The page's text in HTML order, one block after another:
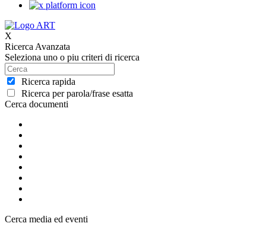
X
Ricerca Avanzata
Seleziona uno o piu criteri di ricerca
Ricerca rapida
Ricerca per parola/frase esatta
Cerca documenti
Cerca media ed eventi